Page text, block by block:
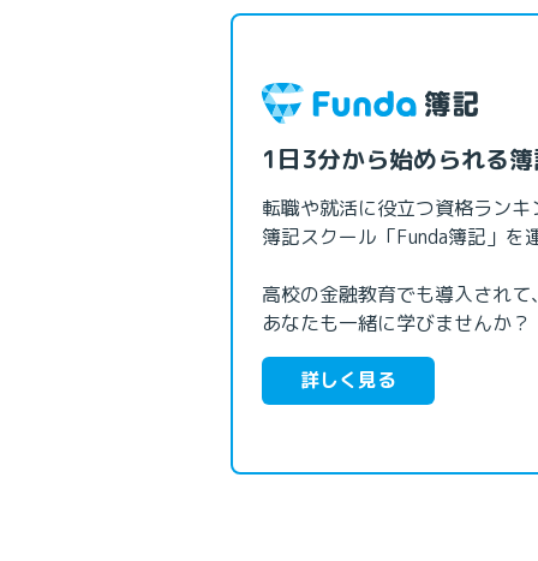
1日3分から始められる
転職や就活に役立つ資格ラン
簿記スクール「Funda簿記」を
高校の金融教育でも導入され
あなたも一緒に学びませんか？
詳しく見る